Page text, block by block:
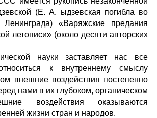
(Е. А. ыдзевская погибла во
«Варяжские предания
летописи» (около десяти авторских
науки заставляет нас все
к внутреннему смыслу
внешние воздействия постепенно
нами в их глубоком, органическом
воздействия оказываются
жизни стран и народов.